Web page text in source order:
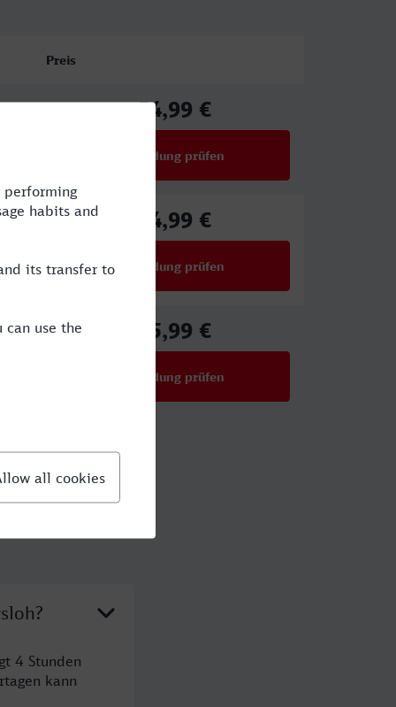
Preis
54,99 €
Verbindung prüfen
54,99 €
Verbindung prüfen
85,99 €
Verbindung prüfen
4 Stunden
kann